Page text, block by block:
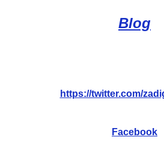
Blog
https://twitter.com/
Facebook